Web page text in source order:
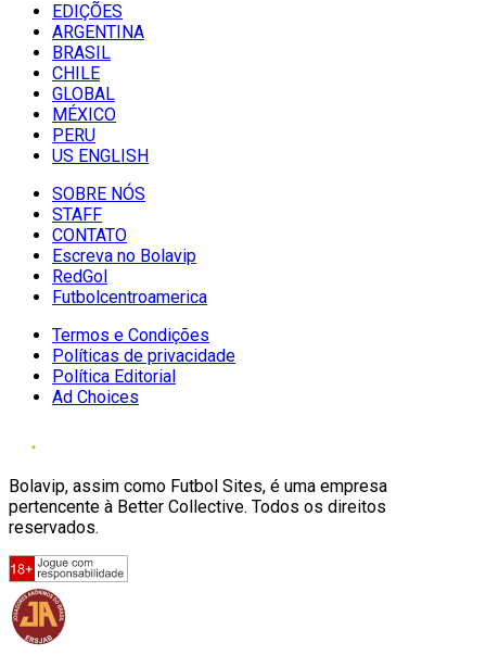
EDIÇÕES
ARGENTINA
BRASIL
CHILE
GLOBAL
MÉXICO
PERU
US ENGLISH
SOBRE NÓS
STAFF
CONTATO
Escreva no Bolavip
RedGol
Futbolcentroamerica
Termos e Condições
Políticas de privacidade
Política Editorial
Ad Choices
Bolavip, assim como Futbol Sites, é uma empresa
pertencente à Better Collective. Todos os direitos
reservados.